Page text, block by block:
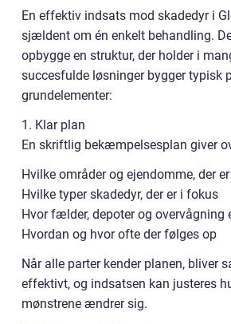
En effektiv indsats mod skadedyr i
sjældent om én enkelt behandling.
opbygge en struktur, der holder i
succesfulde løsninger bygger typisk
grundelementer:
1. Klar plan
En skriftlig bekæmpelsesplan giver
Hvilke områder og ejendomme, der
Hvilke typer skadedyr, der er i fokus
Hvor fælder, depoter og overvågning
Hvordan og hvor ofte der følges op
Når alle parter kender planen, bliver
effektivt, og indsatsen kan justeres
mønstrene ændrer sig.